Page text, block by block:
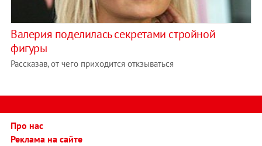
Валерия поделилась секретами стройной
фигуры
Рассказав, от чего приходится откзываться
Про нас
Реклама на сайте